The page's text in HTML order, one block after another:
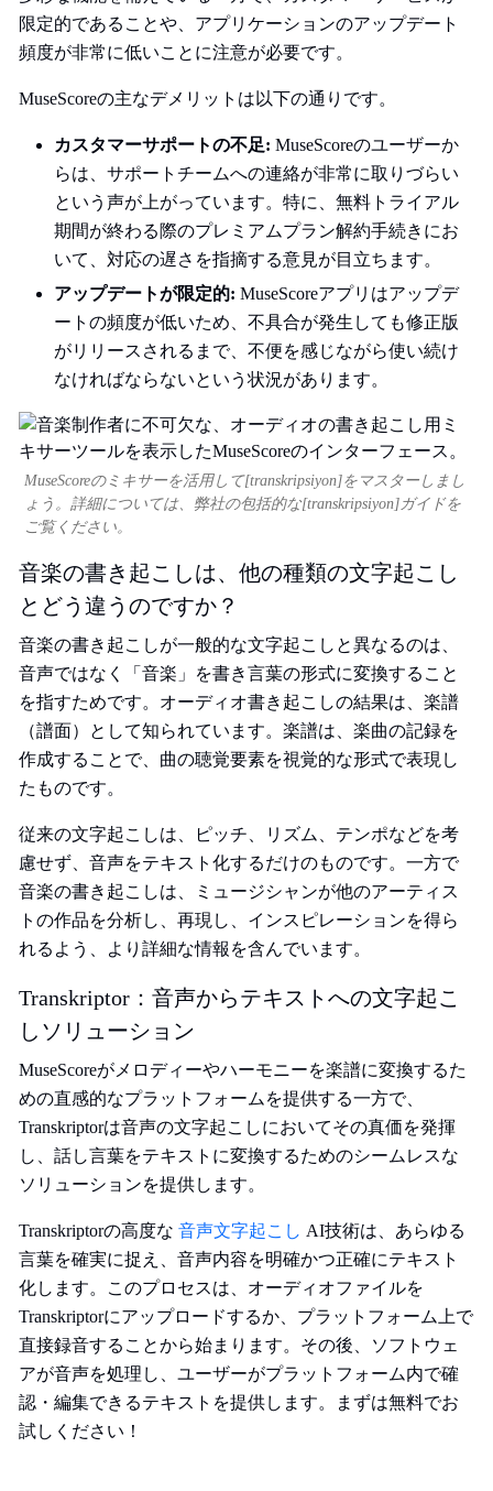
限定的であることや、アプリケーションのアップデート
頻度が非常に低いことに注意が必要です。
MuseScoreの主なデメリットは以下の通りです。
カスタマーサポートの不足: MuseScoreのユーザーか
らは、サポートチームへの連絡が非常に取りづらい
という声が上がっています。特に、無料トライアル
期間が終わる際のプレミアムプラン解約手続きにお
いて、対応の遅さを指摘する意見が目立ちます。
アップデートが限定的: MuseScoreアプリはアップデ
ートの頻度が低いため、不具合が発生しても修正版
がリリースされるまで、不便を感じながら使い続け
なければならないという状況があります。
MuseScoreのミキサーを活用して[transkripsiyon]をマスターしまし
ょう。詳細については、弊社の包括的な[transkripsiyon]ガイドを
ご覧ください。
音楽の書き起こしは、他の種類の文字起こし
とどう違うのですか？
音楽の書き起こしが一般的な文字起こしと異なるのは、
音声ではなく「音楽」を書き言葉の形式に変換すること
を指すためです。オーディオ書き起こしの結果は、楽譜
（譜面）として知られています。楽譜は、楽曲の記録を
作成することで、曲の聴覚要素を視覚的な形式で表現し
たものです。
従来の文字起こしは、ピッチ、リズム、テンポなどを考
慮せず、音声をテキスト化するだけのものです。一方で
音楽の書き起こしは、ミュージシャンが他のアーティス
トの作品を分析し、再現し、インスピレーションを得ら
れるよう、より詳細な情報を含んでいます。
Transkriptor：音声からテキストへの文字起こ
しソリューション
MuseScoreがメロディーやハーモニーを楽譜に変換するた
めの直感的なプラットフォームを提供する一方で、
Transkriptorは音声の文字起こしにおいてその真価を発揮
し、話し言葉をテキストに変換するためのシームレスな
ソリューションを提供します。
Transkriptorの高度な 音声文字起こし AI技術は、あらゆる
言葉を確実に捉え、音声内容を明確かつ正確にテキスト
化します。このプロセスは、オーディオファイルを
Transkriptorにアップロードするか、プラットフォーム上で
直接録音することから始まります。その後、ソフトウェ
アが音声を処理し、ユーザーがプラットフォーム内で確
認・編集できるテキストを提供します。まずは無料でお
試しください！